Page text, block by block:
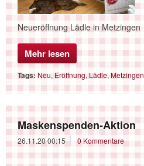
Neueröffnung Lädle in Metzingen
Mehr lesen
Tags: Neu,Eröffnung,Lädle,Metzingen
Maskenspenden-Aktion
26.11.20 00:15 0 Kommentare